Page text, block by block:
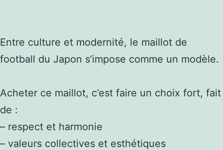
Entre culture et modernité, le maillot de
football du Japon s’impose comme un modèle.
Acheter ce maillot, c’est faire un choix fort, fait
de :
– respect et harmonie
– valeurs collectives et esthétiques